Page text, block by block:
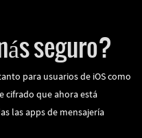
seguro?
para usuarios de iOS como
cifrado que ahora está
las apps de mensajería